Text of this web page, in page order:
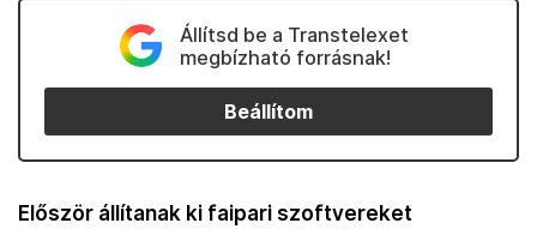
Állítsd be a Transtelexet
megbízható forrásnak!
Beállítom
Először állítanak ki faipari szoftvereket